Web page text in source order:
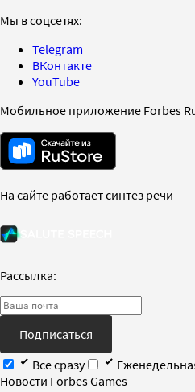
Мы в соцсетях:
Telegram
ВКонтакте
YouTube
Мобильное приложение Forbes
На сайте работает синтез речи
Рассылка:
Подписаться
Все сразу
Новости Forbes Games